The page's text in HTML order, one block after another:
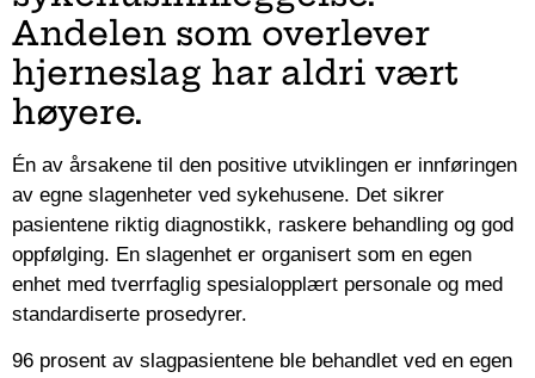
Andelen som overlever
hjerneslag har aldri vært
høyere.
Én av årsakene til den positive utviklingen er innføringen
av egne slagenheter ved sykehusene. Det sikrer
pasientene riktig diagnostikk, raskere behandling og god
oppfølging. En slagenhet er organisert som en egen
enhet med tverrfaglig spesialopplært personale og med
standardiserte prosedyrer.
96 prosent av slagpasientene ble behandlet ved en egen